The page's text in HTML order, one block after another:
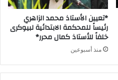
*تعيين الأستاذ محمد الزاهري
رئيساً للمحكمة الابتدائية لبيوكرى
خلفاً للأستاذ كمال محرر*
منذ أسبوعين